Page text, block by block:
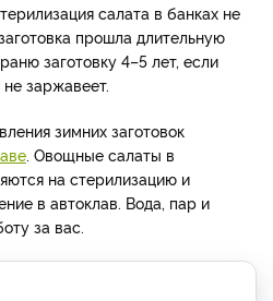
салата в банках не
прошла длительную
заготовку 4–5 лет, если
заржавеет.
зимних заготовок
. Овощные салаты в
на стерилизацию и
в автоклав. Вода, пар и
за вас.